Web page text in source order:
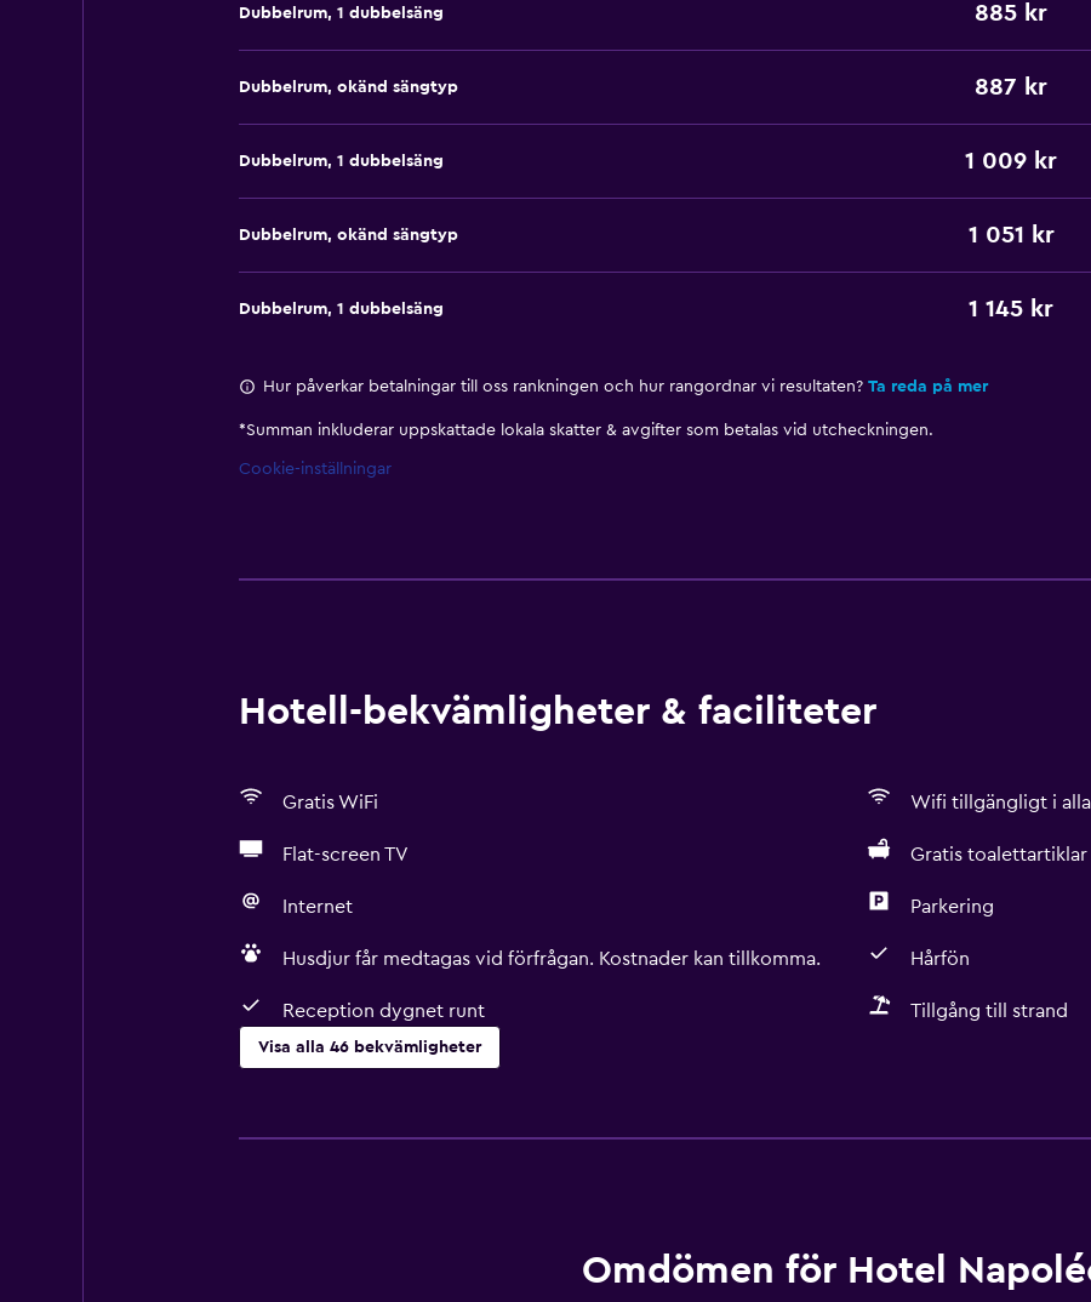
Dubbelrum, 1 dubbelsäng 885 kr
Dubbelrum, okänd sängtyp 887 kr
Dubbelrum, 1 dubbelsäng 1 009 kr
Dubbelrum, okänd sängtyp 1 051 kr
Dubbelrum, 1 dubbelsäng 1 145 kr
Hur påverkar betalningar till oss rankningen och hur rangordnar vi resultaten? Ta reda på mer
*Summan inkluderar uppskattade lokala skatter & avgifter som betalas vid utcheckningen.
Cookie-inställningar
Hotell-bekvämligheter & faciliteter
Gratis WiFi Wifi tillgängligt i
Flat-screen TV Gratis toalettartiklar
Internet Parkering
Husdjur får medtagas vid förfrågan. Kostnader kan tillkomma. Hårfön
Reception dygnet runt Tillgång till strand
Visa alla 46 bekvämligheter
Gratis WiFi
Ljudisolerade rum
Telefon
Omdömen för Hotel